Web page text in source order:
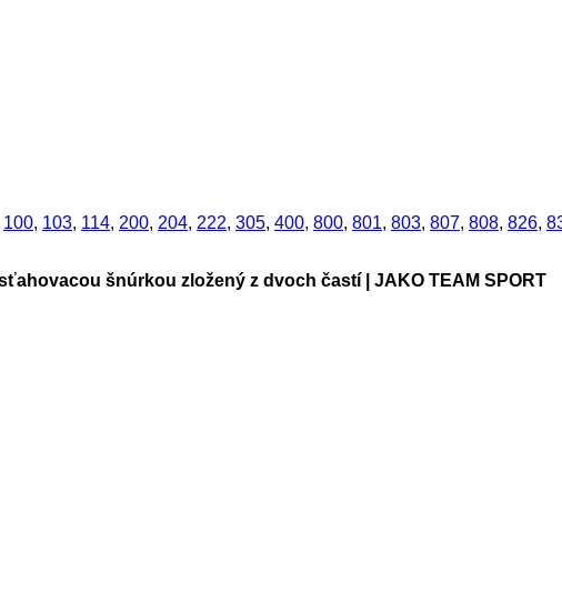
100, 103, 114, 200, 204, 222, 305, 400, 800, 801, 803, 807, 808, 826,
šnúrkou zložený z dvoch častí | JAKO TEAM SPORT